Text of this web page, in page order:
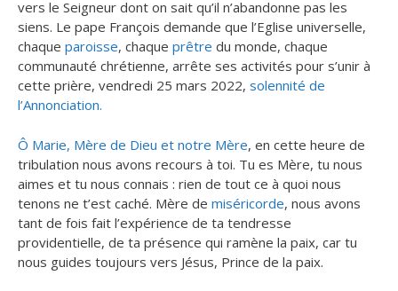
vers le Seigneur dont on sait qu’il n’abandonne pas les
siens. Le pape François demande que l’Eglise universelle,
chaque paroisse, chaque prêtre du monde, chaque
communauté chrétienne, arrête ses activités pour s’unir à
cette prière, vendredi 25 mars 2022, solennité de
l’Annonciation.
Ô Marie, Mère de Dieu et notre Mère, en cette heure de
tribulation nous avons recours à toi. Tu es Mère, tu nous
aimes et tu nous connais : rien de tout ce à quoi nous
tenons ne t’est caché. Mère de miséricorde, nous avons
tant de fois fait l’expérience de ta tendresse
providentielle, de ta présence qui ramène la paix, car tu
nous guides toujours vers Jésus, Prince de la paix.